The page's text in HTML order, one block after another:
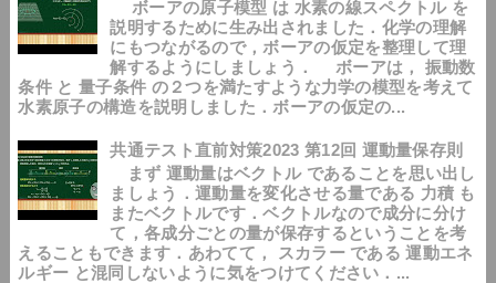
ボーアの原子模型 は 水素の線スペクトル を
説明するために生み出されました．化学の理解
にもつながるので，ボーアの仮定を整理して理
解するようにしましょう． ボーアは， 振動数
条件 と 量子条件 の２つを満たすような力学の模型を考えて
水素原子の構造を説明しました．ボーアの仮定の...
共通テスト直前対策2023 第12回 運動量保存則
まず 運動量はベクトル であることを思い出し
ましょう．運動量を変化させる量である 力積 も
またベクトルです．ベクトルなので成分に分け
て，各成分ごとの量が保存するということを考
えることもできます．あわてて， スカラー である 運動エネ
ルギー と混同しないように気をつけてください．...